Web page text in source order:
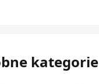
kategorie